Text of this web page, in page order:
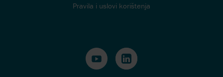
Pravila i uslovi korištenja